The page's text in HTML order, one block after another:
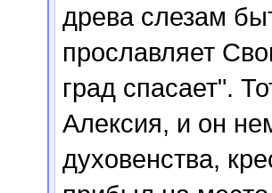
древа слезам
прославляет
град спасает".
Алексия, и он
духовенства,